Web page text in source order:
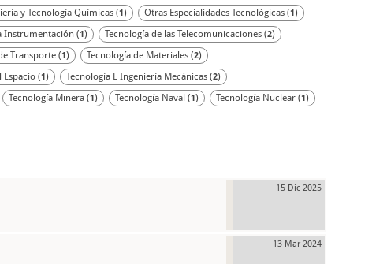
y Tecnología Químicas (1) Otras Especialidades Tecnológicas (1)
Instrumentación (1) Tecnología de las Telecomunicaciones (2)
Transporte (1) Tecnología de Materiales (2)
Espacio (1) Tecnología E Ingeniería Mecánicas (2)
Tecnología Minera (1) Tecnología Naval (1) Tecnología Nuclear (1)
15 Dic 2025
13 Mar 2024